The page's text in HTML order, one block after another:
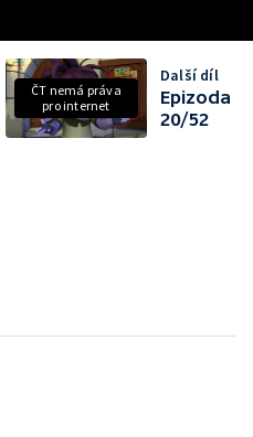
ČT nemá práva
pro internet
Další díl
Epizoda
20/52